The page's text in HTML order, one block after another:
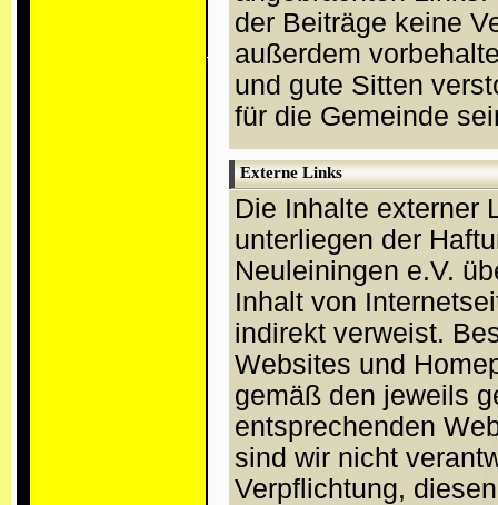
der Beiträge keine
außerdem
und gute Sitten
für die Gemeinde
Externe Links
Die Inhalte externer
unterliegen der
Neuleiningen e.V.
Inhalt von
indirekt verweist.
Websites und
gemäß den jeweils
entsprechenden
sind wir nicht
Verpflichtung,